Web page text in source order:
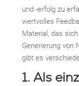
und -erfolg zu
wertvolles
Material, das
Generierung von
gibt es
1. Als